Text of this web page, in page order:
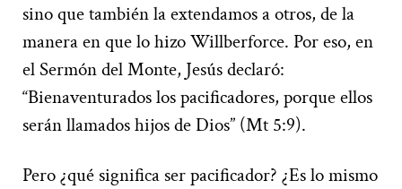
sino que también la extendamos a otros, de la
manera en que lo hizo Willberforce. Por eso, en
el Sermón del Monte, Jesús declaró:
“Bienaventurados los pacificadores, porque ellos
serán llamados hijos de Dios” (Mt 5:9).
Pero ¿qué significa ser pacificador? ¿Es lo mismo